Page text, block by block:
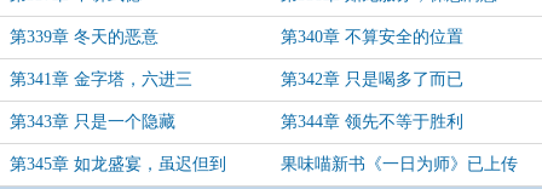
第339章 冬天的恶意 第340章 不算安全的位置
第341章 金字塔，六进三 第342章 只是喝多了而已
第343章 只是一个隐藏 第344章 领先不等于胜利
第345章 如龙盛宴，虽迟但到 果味喵新书《一日为师》已上传